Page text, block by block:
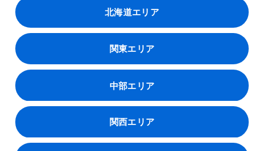
北海道エリア
関東エリア
中部エリア
関西エリア